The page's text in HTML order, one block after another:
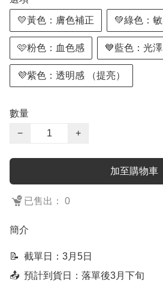
💛黃色：膚色補正 💚綠色：
🩷粉色：血色感 💙藍色：光
💜紫色：透明感 （提亮）
數量
−
+
加至購物車
已售出： 0
簡介
📝  截單日：3月5日
📤  預計到貨日：落單後3月下旬